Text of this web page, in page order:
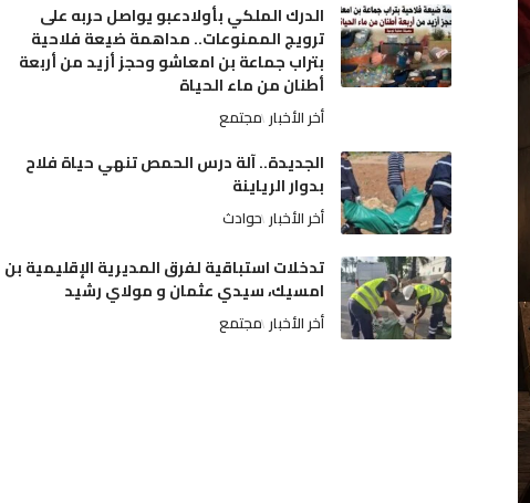
الدرك الملكي بأولادعبو يواصل حربه على
ترويج الممنوعات.. مداهمة ضيعة فلاحية
بتراب جماعة بن امعاشو وحجز أزيد من أربعة
أطنان من ماء الحياة
أخر الأخبار مجتمع
الجديدة.. آلة درس الحمص تنهي حياة فلاح
بدوار الرياينة
أخر الأخبار حوادث
تدخلات استباقية لفرق المديرية الإقليمية بن
امسيك، سيدي عثمان و مولاي رشيد
أخر الأخبار مجتمع